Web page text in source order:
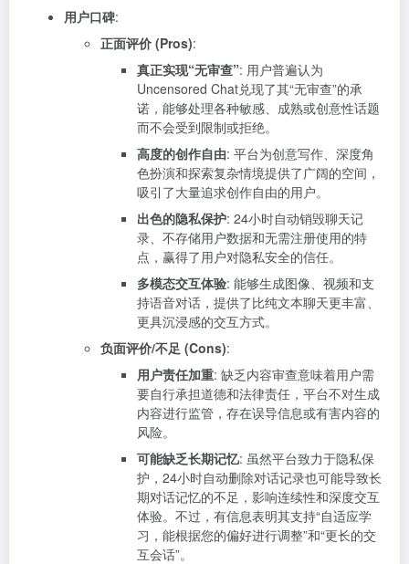
用户口碑:
正面评价 (Pros):
真正实现“无审查”: 用户普遍认为
Uncensored Chat兑现了其“无审查”的承
诺，能够处理各种敏感、成熟或创意性话题
而不会受到限制或拒绝。
高度的创作自由: 平台为创意写作、深度角
色扮演和探索复杂情境提供了广阔的空间，
吸引了大量追求创作自由的用户。
出色的隐私保护: 24小时自动销毁聊天记
录、不存储用户数据和无需注册使用的特
点，赢得了用户对隐私安全的信任。
多模态交互体验: 能够生成图像、视频和支
持语音对话，提供了比纯文本聊天更丰富、
更具沉浸感的交互方式。
负面评价/不足 (Cons):
用户责任加重: 缺乏内容审查意味着用户需
要自行承担道德和法律责任，平台不对生成
内容进行监管，存在误导信息或有害内容的
风险。
可能缺乏长期记忆: 虽然平台致力于隐私保
护，24小时自动删除对话记录也可能导致长
期对话记忆的不足，影响连续性和深度交互
体验。不过，有信息表明其支持“自适应学
习，能根据您的偏好进行调整”和“更长的交
互会话”。